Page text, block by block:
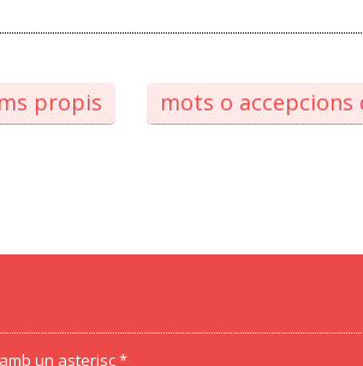
propis mots o accepcions
un asterisc *